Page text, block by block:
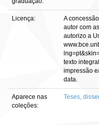
Licença:
A
autor com
autorizo a
texto
impressão
data.
Aparece nas
coleções:
Teses,